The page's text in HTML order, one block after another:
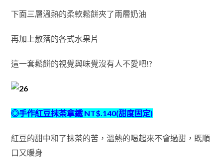
下面三層溫熱的柔軟鬆餅夾了兩層奶油
再加上散落的各式水果片
這一套鬆餅的視覺與味覺沒有人不愛吧!?
◎手作紅豆抹茶拿鐵 NT$.140(甜度固定)
紅豆的甜中和了抹茶的苦，溫熱的喝起來不會過甜，既順
口又暖身